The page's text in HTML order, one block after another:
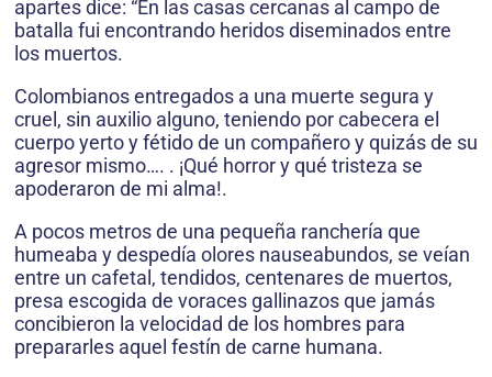
apartes dice: “En las casas cercanas al campo de
batalla fui encontrando heridos diseminados entre
los muertos.
Colombianos entregados a una muerte segura y
cruel, sin auxilio alguno, teniendo por cabecera el
cuerpo yerto y fétido de un compañero y quizás de su
agresor mismo…. . ¡Qué horror y qué tristeza se
apoderaron de mi alma!.
A pocos metros de una pequeña ranchería que
humeaba y despedía olores nauseabundos, se veían
entre un cafetal, tendidos, centenares de muertos,
presa escogida de voraces gallinazos que jamás
concibieron la velocidad de los hombres para
prepararles aquel festín de carne humana.